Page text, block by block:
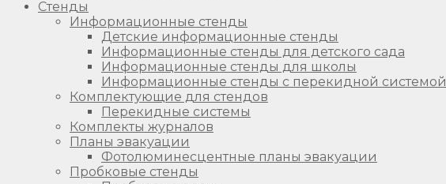
Стенды
Информационные стенды
Детские информационные стенды
Информационные стенды для детского сада
Информационные стенды для школы
Информационные стенды с перекидной системой
Комплектующие для стендов
Перекидные системы
Комплекты журналов
Планы эвакуации
Фотолюминесцентные планы эвакуации
Пробковые стенды